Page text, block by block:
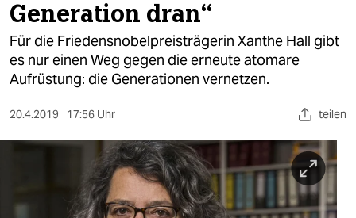
öko
gesellschaft
sport
nord
Generation dran“
Für die Friedensnobelpreisträgerin Xanthe Hall gibt
es nur einen Weg gegen die erneute atomare
Aufrüstung: die Generationen vernetzen.
20.4.2019 17:56 Uhr teilen